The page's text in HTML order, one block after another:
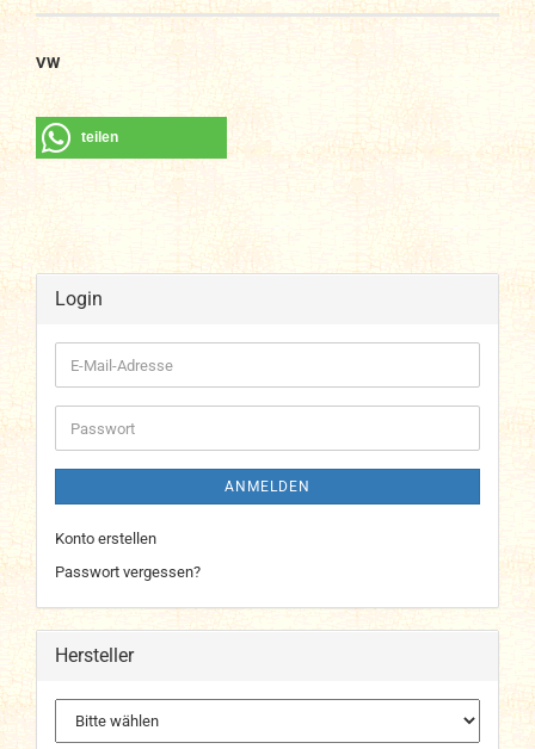
VW
teilen
Login
E-
Mail-
Adresse
Passwort
ANMELDEN
Konto erstellen
Passwort vergessen?
Hersteller